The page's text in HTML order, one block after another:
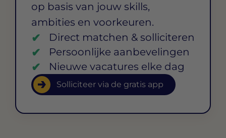
op basis van jouw skills,
ambities en voorkeuren.
Direct matchen & solliciteren
Persoonlijke aanbevelingen
Nieuwe vacatures elke dag
Solliciteer via de gratis app